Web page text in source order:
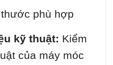
phù hợp
kỹ thuật: Kiểm
của máy móc